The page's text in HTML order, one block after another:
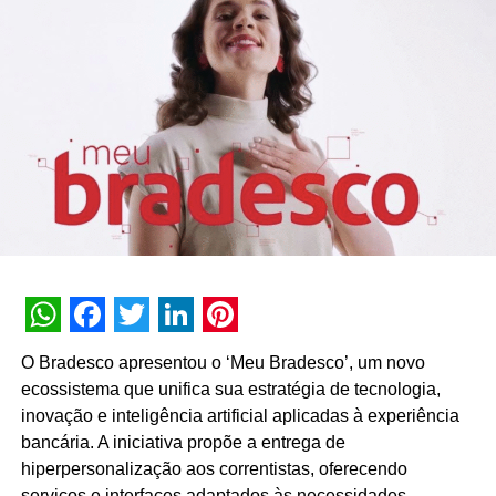
Raia e Drogasil transformam 40 mil atendentes
em “Netos” para ajudar a geração Baby Boomer
Sexta edição do Toluna Insights Meeting reúne
executivos para debater a crescente atenção do
mercado à ‘’Geração Prateada’’
WhatsApp
Facebook
Twitter
LinkedIn
Pinterest
O Bradesco apresentou o ‘Meu Bradesco’, um novo
ecossistema que unifica sua estratégia de tecnologia,
inovação e inteligência artificial aplicadas à experiência
bancária. A iniciativa propõe a entrega de
hiperpersonalização aos correntistas, oferecendo